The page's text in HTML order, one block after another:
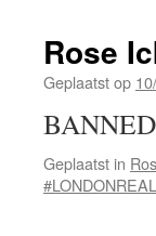
Rose
Geplaatst op
Geplaatst in
#LONDONREAL